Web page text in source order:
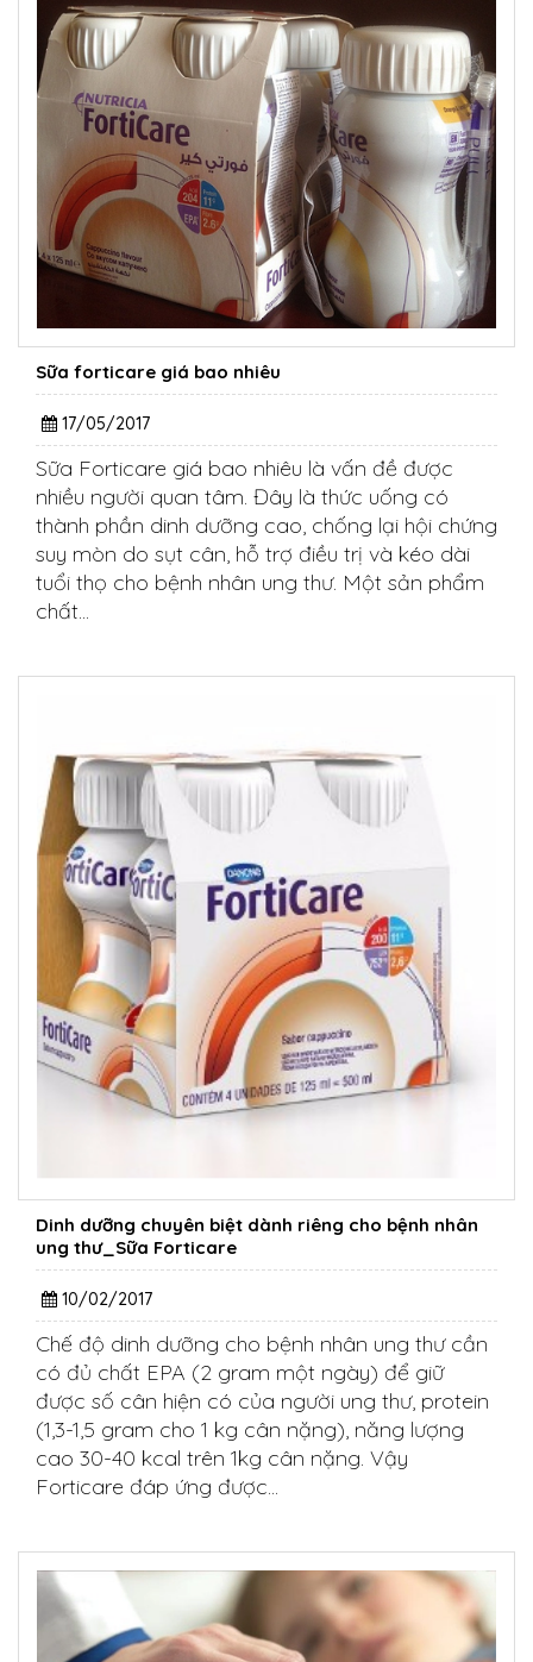
Sữa forticare giá bao nhiêu
17/05/2017
Sữa Forticare giá bao nhiêu là vấn đề được
nhiều người quan tâm. Đây là thức uống có
thành phần dinh dưỡng cao, chống lại hội chứng
suy mòn do sụt cân, hỗ trợ điều trị và kéo dài
tuổi thọ cho bệnh nhân ung thư. Một sản phẩm
chất...
Dinh dưỡng chuyên biệt dành riêng cho bệnh nhân
ung thư_Sữa Forticare
10/02/2017
Chế độ dinh dưỡng cho bệnh nhân ung thư cần
có đủ chất EPA (2 gram một ngày) để giữ
được số cân hiện có của người ung thư, protein
(1,3-1,5 gram cho 1 kg cân nặng), năng lượng
cao 30-40 kcal trên 1kg cân nặng. Vậy
Forticare đáp ứng được...